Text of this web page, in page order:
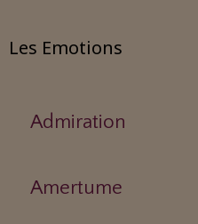
Les Emotions
Admiration
Amertume